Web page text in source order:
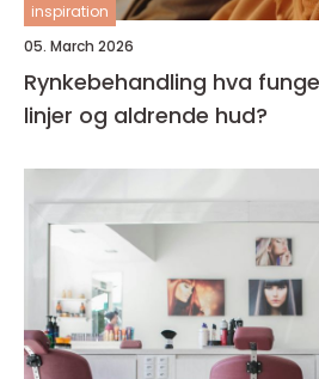
inspiration
05. March 2026
Rynkebehandling hva fungerer faktisk mot
linjer og aldrende hud?